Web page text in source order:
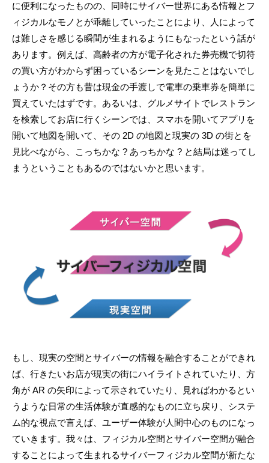
に便利になったものの、同時にサイバー世界にある情報とフ
ィジカルなモノとが乖離していったことにより、人によって
は難しさを感じる瞬間が生まれるようにもなったという話が
あります。例えば、高齢者の方が電子化された券売機で切符
の買い方がわからず困っているシーンを見たことはないでし
ょうか？その方も昔は現金の手渡しで電車の乗車券を簡単に
買えていたはずです。あるいは、グルメサイトでレストラン
を検索してお店に行くシーンでは、スマホを開いてアプリを
開いて地図を開いて、その 2D の地図と現実の 3D の街とを
見比べながら、こっちかな ? あっちかな ? と結局は迷ってし
まうということもあるのではないかと思います。
もし、現実の空間とサイバーの情報を融合することができれ
ば、行きたいお店が現実の街にハイライトされていたり、方
角が AR の矢印によって示されていたり、見ればわかるとい
うような日常の生活体験が直感的なものに立ち戻り、システ
ム的な視点で言えば、ユーザー体験が人間中心のものになっ
ていきます。我々は、フィジカル空間とサイバー空間が融合
することによって生まれるサイバーフィジカル空間が新たな